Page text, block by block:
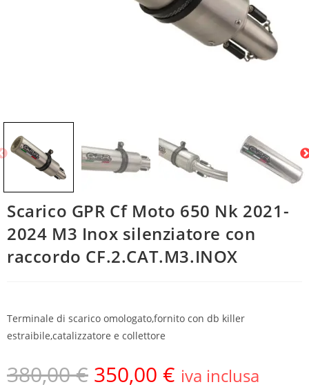
Scarico GPR Cf Moto 650 Nk 2021-
2024 M3 Inox silenziatore con
raccordo CF.2.CAT.M3.INOX
Terminale di scarico omologato,fornito con db killer
estraibile,catalizzatore e collettore
380,00€ 350,00 € iva inclusa